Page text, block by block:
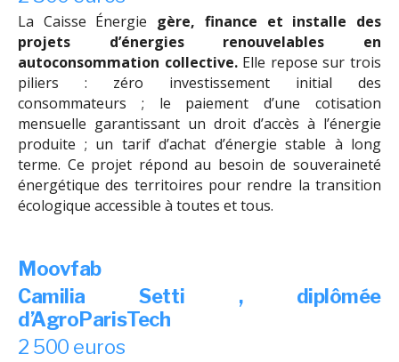
La Caisse Énergie gère, finance et installe des
projets d’énergies renouvelables en
autoconsommation collective. Elle repose sur trois
piliers : zéro investissement initial des
consommateurs ; le paiement d’une cotisation
mensuelle garantissant un droit d’accès à l’énergie
produite ; un tarif d’achat d’énergie stable à long
terme. Ce projet répond au besoin de souveraineté
énergétique des territoires pour rendre la transition
écologique accessible à toutes et tous.
Moovfab
Camilia Setti , diplômée
d’AgroParisTech
2 500 euros